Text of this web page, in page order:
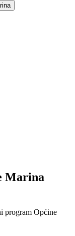
Marina
program Općine